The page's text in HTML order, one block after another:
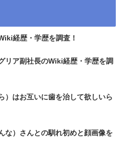
経歴・学歴を調査！
リア副社長のWiki経歴・学歴を調
）はお互いに歯を治して欲しいら
な）さんとの馴れ初めと顔画像を